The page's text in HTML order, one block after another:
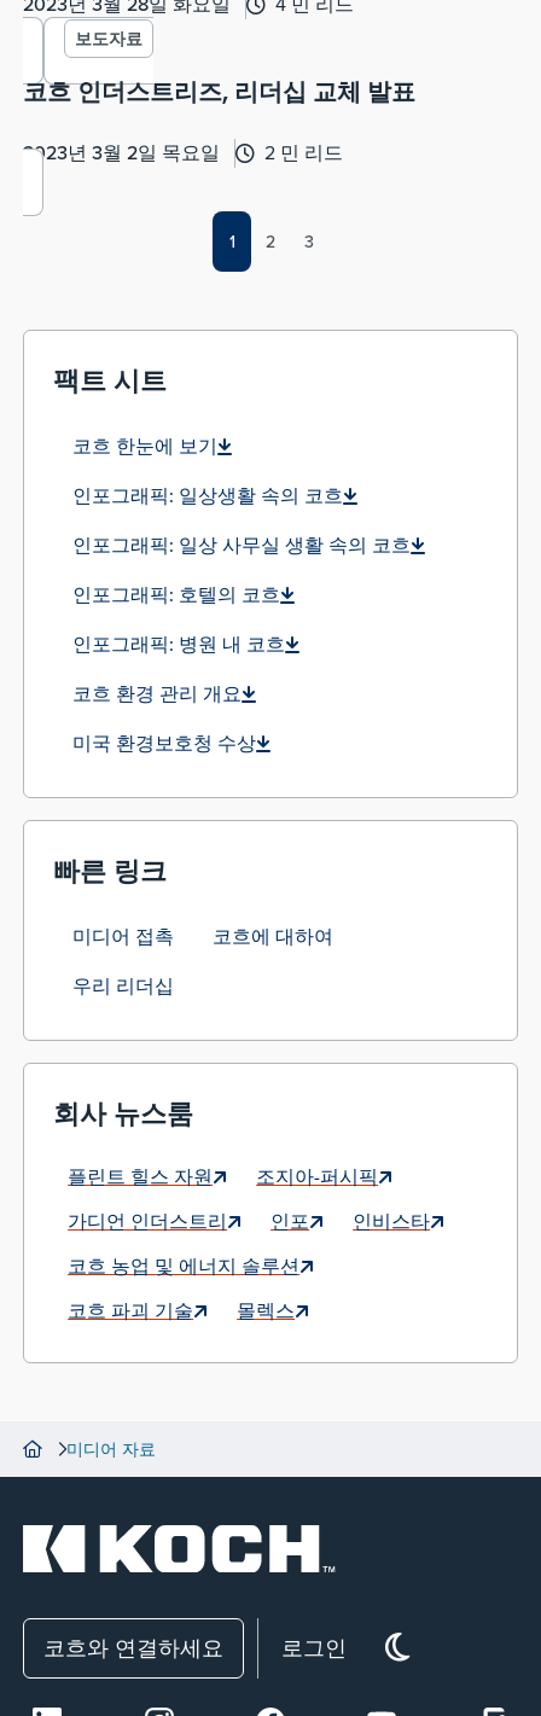
보도자료
코흐 인더스트리즈, 리더십 교체 발표
2023년 3월 2일 목요일 2 민 리드
1 2 3
팩트 시트
코흐 한눈에 보기
인포그래픽: 일상생활 속의 코흐
인포그래픽: 일상 사무실 생활 속의 코흐
인포그래픽: 호텔의 코흐
인포그래픽: 병원 내 코흐
코흐 환경 관리 개요
미국 환경보호청 수상
빠른 링크
미디어 접촉
코흐에 대하여
우리 리더십
회사 뉴스룸
플린트 힐스 자원
조지아-퍼시픽
가디언 인더스트리
인포
인비스타
코흐 농업 및 에너지 솔루션
코흐 파괴 기술
몰렉스
미디어 자료
코흐와 연결하세요 로그인